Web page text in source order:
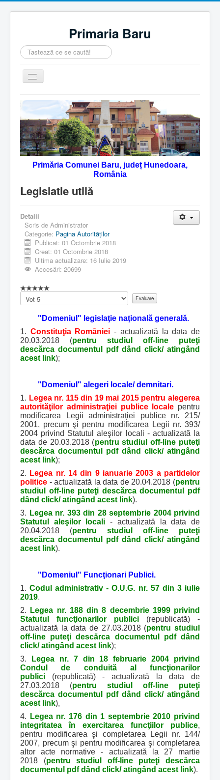
Primaria Baru
Căutare
...
Comută
navigarea
Home
Despre noi
Noutăţi
Contact
Servicii Online
Primăria Comunei Baru, județ Hunedoara,
România
Legislatie utilă
Detalii
Scris de Administrator
Categorie: Pagina Autorităţilor
Publicat: 01 Octombrie 2018
Creat: 01 Octombrie 2018
Ultima actualizare: 16 Iulie 2019
Accesări: 20699
Vă
rugăm
"Domeniul" legislaţie naţională generală.
1. Constituţia României - actualizată la data de
20.03.2018 (pentru studiul off-line puteţi
descărca documentul pdf dând click/ atingând
acest link);
"Domeniul" alegeri locale/ demnitari.
1. Legea nr. 115 din 19 mai 2015 pentru alegerea
autorităţilor administraţiei publice locale pentru
modificarea Legii administraţiei publice nr. 215/
2001, precum şi pentru modificarea Legii nr. 393/
2004 privind Statutul aleşilor locali - actualizată la
data de 20.03.2018 (pentru studiul off-line puteţi
descărca documentul pdf dând click/ atingând
acest link);
2. Legea nr. 14 din 9 ianuarie 2003 a partidelor
politice - actualizată la data de 20.04.2018 (pentru
studiul off-line puteţi descărca documentul pdf
dând click/ atingând acest link).
3. Legea nr. 393 din 28 septembrie 2004 privind
Statutul aleşilor locali - actualizată la data de
20.04.2018 (pentru studiul off-line puteţi
descărca documentul pdf dând click/ atingând
acest link).
"Domeniul" Funcţionari Publici.
1.Codul administrativ - O.U.G. nr. 57 din 3 iulie
2019.
2.
Legea nr. 188 din 8 decembrie 1999 privind
Statutul funcţionarilor publici (republicată) -
actualizată la data de 27.03.2018 (pentru studiul
off-line puteţi descărca documentul pdf dând
click/ atingând acest link);
3.
Legea nr. 7 din 18 februarie 2004 privind
Condul de conduită al funcţionarilor
publici (republicată) - actualizată la data de
27.03.2018 (pentru studiul off-line puteţi
descărca documentul pdf dând click/ atingând
acest link),
4.
Legea nr. 176 din 1 septembrie 2010 privind
integritatea în exercitarea funcţiilor publice,
pentru modificarea şi completarea Legii nr. 144/
2007, precum şi pentru modificarea şi completarea
altor acte normative - actualizată la 27 martie
2018 (pentru studiul off-line puteţi descărca
documentul pdf dând click/ atingând acest link).